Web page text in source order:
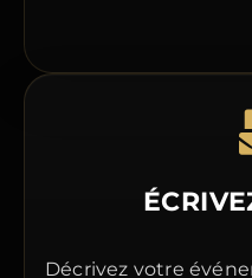
Décrivez votre